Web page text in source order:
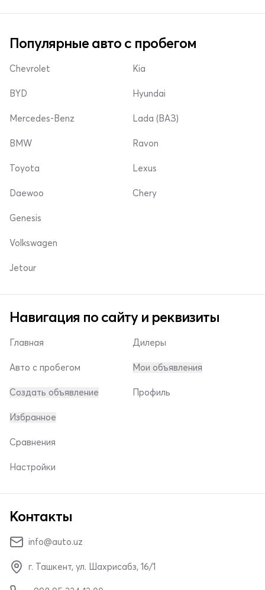
Популярные авто с пробегом
Chevrolet
BYD
Mercedes-Benz
Kia
Hyundai
Lada (ВАЗ)
BMW
Toyota
Daewoo
Ravon
Lexus
Chery
Genesis
Volkswagen
Jetour
Навигация по сайту и реквизиты
Главная
Авто с пробегом
Создать объявление
Дилеры
Мои объявления
Профиль
Избранное
Сравнения
Настройки
Контакты
info@auto.uz
г. Ташкент, ул. Шахрисабз, 16/1